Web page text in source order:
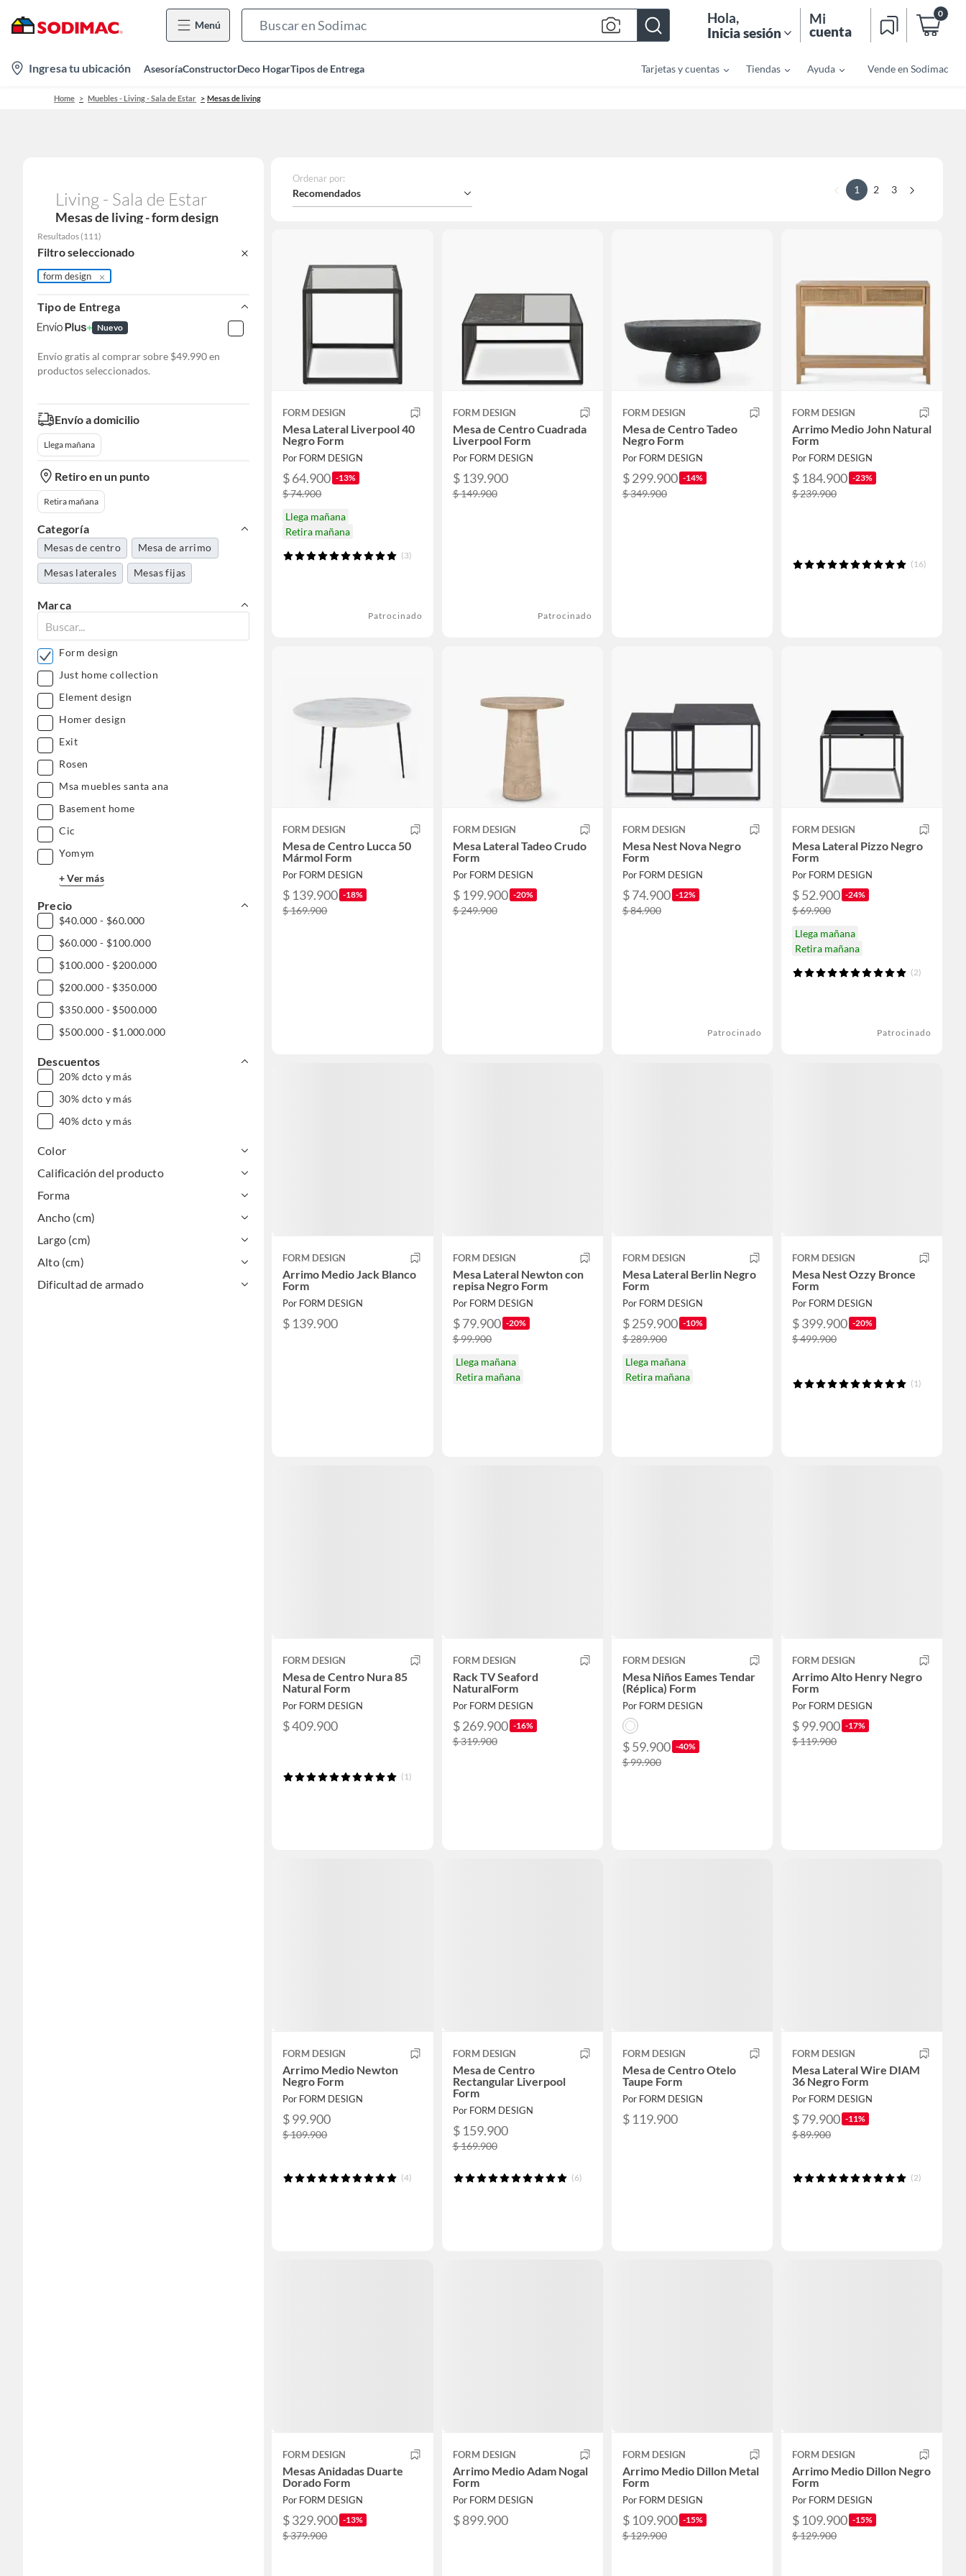
Menú
Bar
Hola,
Inicia sesión
Mi
cuenta
0
location-
icon
Ingresa tu ubicación AsesoríaConstructorDeco HogarTipos de Entrega Tarjetas y cuentas Tiendas Ayuda Vende en Sodimac
Home Muebles - Living - Sala de Estar Mesas de living
Living - Sala de Estar
Mesas de living - form design
Resultados (111)
Filtro seleccionado
form design
Tipo de Entrega
Nuevo
Envío gratis al comprar sobre $49.990 en
productos seleccionados.
Envío a domicilio
Llega mañana
Retiro en un punto
Retira mañana
Categoría
Mesas de centro Mesa de arrimo
Mesas laterales Mesas fijas
Marca
Form design
Just home collection
Element design
Homer design
Exit
Rosen
Msa muebles santa ana
Basement home
Cic
Yomym
+ Ver más
Precio
$40.000 - $60.000
$60.000 - $100.000
$100.000 - $200.000
$200.000 - $350.000
$350.000 - $500.000
$500.000 - $1.000.000
Descuentos
20% dcto y más
30% dcto y más
40% dcto y más
Color
Calificación del producto
Forma
Ancho (cm)
Largo (cm)
Alto (cm)
Dificultad de armado
Ordenar por:
Recomendados 1 2 3
FORM DESIGN
Mesa Lateral Liverpool 40
Negro Form
Por FORM DESIGN
$ 64.900 -13%
$ 74.900
Llega mañana
Retira mañana
(3)
Patrocinado
FORM DESIGN
Mesa de Centro Cuadrada
Liverpool Form
Por FORM DESIGN
$ 139.900
$ 149.900
Patrocinado
FORM DESIGN
Mesa de Centro Tadeo
Negro Form
Por FORM DESIGN
$ 299.900 -14%
$ 349.900
FORM DESIGN
Arrimo Medio John Natural
Form
Por FORM DESIGN
$ 184.900 -23%
$ 239.900
(16)
FORM DESIGN
Mesa de Centro Lucca 50
Mármol Form
Por FORM DESIGN
$ 139.900 -18%
$ 169.900
FORM DESIGN
Mesa Lateral Tadeo Crudo
Form
Por FORM DESIGN
$ 199.900 -20%
$ 249.900
FORM DESIGN
Mesa Nest Nova Negro
Form
Por FORM DESIGN
$ 74.900 -12%
$ 84.900
Patrocinado
FORM DESIGN
Mesa Lateral Pizzo Negro
Form
Por FORM DESIGN
$ 52.900 -24%
$ 69.900
Llega mañana
Retira mañana
(2)
Patrocinado
FORM DESIGN
Arrimo Medio Jack Blanco
Form
Por FORM DESIGN
$ 139.900
FORM DESIGN
Mesa Lateral Newton con
repisa Negro Form
Por FORM DESIGN
$ 79.900 -20%
$ 99.900
Llega mañana
Retira mañana
FORM DESIGN
Mesa Lateral Berlin Negro
Form
Por FORM DESIGN
$ 259.900 -10%
$ 289.900
Llega mañana
Retira mañana
FORM DESIGN
Mesa Nest Ozzy Bronce
Form
Por FORM DESIGN
$ 399.900 -20%
$ 499.900
(1)
FORM DESIGN
Mesa de Centro Nura 85
Natural Form
Por FORM DESIGN
$ 409.900
(1)
FORM DESIGN
Rack TV Seaford
NaturalForm
Por FORM DESIGN
$ 269.900 -16%
$ 319.900
FORM DESIGN
Mesa Niños Eames Tendar
(Réplica) Form
Por FORM DESIGN
$ 59.900 -40%
$ 99.900
FORM DESIGN
Arrimo Alto Henry Negro
Form
Por FORM DESIGN
$ 99.900 -17%
$ 119.900
FORM DESIGN
Arrimo Medio Newton
Negro Form
Por FORM DESIGN
$ 99.900
$ 109.900
(4)
FORM DESIGN
Mesa de Centro
Rectangular Liverpool
Form
Por FORM DESIGN
$ 159.900
$ 169.900
(6)
FORM DESIGN
Mesa de Centro Otelo
Taupe Form
Por FORM DESIGN
$ 119.900
FORM DESIGN
Mesa Lateral Wire DIAM
36 Negro Form
Por FORM DESIGN
$ 79.900 -11%
$ 89.900
(2)
FORM DESIGN
Mesas Anidadas Duarte
Dorado Form
Por FORM DESIGN
$ 329.900 -13%
$ 379.900
FORM DESIGN
Arrimo Medio Adam Nogal
Form
Por FORM DESIGN
$ 899.900
FORM DESIGN
Arrimo Medio Dillon Metal
Form
Por FORM DESIGN
$ 109.900 -15%
$ 129.900
FORM DESIGN
Arrimo Medio Dillon Negro
Form
Por FORM DESIGN
$ 109.900 -15%
$ 129.900